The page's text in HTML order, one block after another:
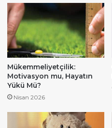
Mükemmeliyetçilik:
Motivasyon mu, Hayatın
Yükü Mü?
Nisan 2026